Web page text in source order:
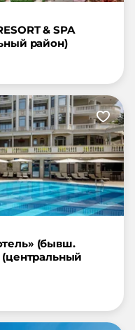
& SPA
район)
(бывш.
(центральный